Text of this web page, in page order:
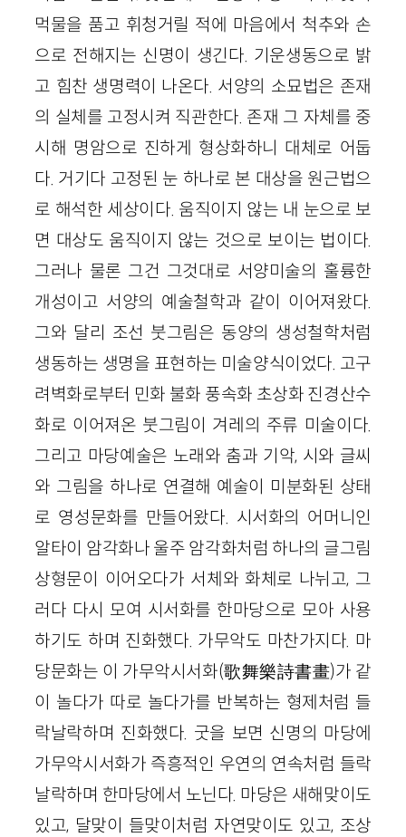
먹물을 품고 휘청거릴 적에 마음에서 척추와 손
으로 전해지는 신명이 생긴다. 기운생동으로 밝
고 힘찬 생명력이 나온다. 서양의 소묘법은 존재
의 실체를 고정시켜 직관한다. 존재 그 자체를 중
시해 명암으로 진하게 형상화하니 대체로 어둡
다. 거기다 고정된 눈 하나로 본 대상을 원근법으
로 해석한 세상이다. 움직이지 않는 내 눈으로 보
면 대상도 움직이지 않는 것으로 보이는 법이다.
그러나 물론 그건 그것대로 서양미술의 훌륭한
개성이고 서양의 예술철학과 같이 이어져왔다.
그와 달리 조선 붓그림은 동양의 생성철학처럼
생동하는 생명을 표현하는 미술양식이었다. 고구
려벽화로부터 민화 불화 풍속화 초상화 진경산수
화로 이어져온 붓그림이 겨레의 주류 미술이다.
그리고 마당예술은 노래와 춤과 기악, 시와 글씨
와 그림을 하나로 연결해 예술이 미분화된 상태
로 영성문화를 만들어왔다. 시서화의 어머니인
알타이 암각화나 울주 암각화처럼 하나의 글그림
상형문이 이어오다가 서체와 화체로 나뉘고, 그
러다 다시 모여 시서화를 한마당으로 모아 사용
하기도 하며 진화했다. 가무악도 마찬가지다. 마
당문화는 이 가무악시서화(歌舞樂詩書畫)가 같
이 놀다가 따로 놀다가를 반복하는 형제처럼 들
락날락하며 진화했다. 굿을 보면 신명의 마당에
가무악시서화가 즉흥적인 우연의 연속처럼 들락
날락하며 한마당에서 노닌다. 마당은 새해맞이도
있고, 달맞이 들맞이처럼 자연맞이도 있고, 조상